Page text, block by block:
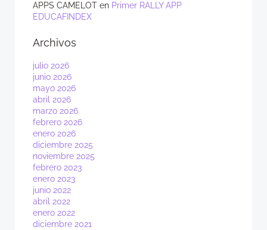
APPS CAMELOT en Primer RALLY APP
EDUCAFINDEX
Archivos
julio 2026
junio 2026
mayo 2026
abril 2026
marzo 2026
febrero 2026
enero 2026
diciembre 2025
noviembre 2025
febrero 2023
enero 2023
junio 2022
abril 2022
enero 2022
diciembre 2021